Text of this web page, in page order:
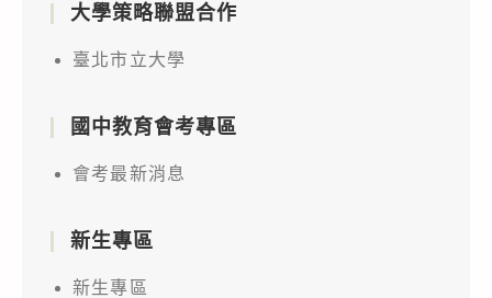
大學策略聯盟合作
臺北市立大學
國中教育會考專區
會考最新消息
新生專區
新生專區